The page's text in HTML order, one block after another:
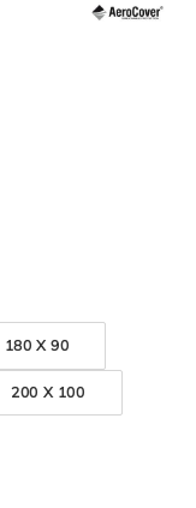
180 X 90
200 X 100